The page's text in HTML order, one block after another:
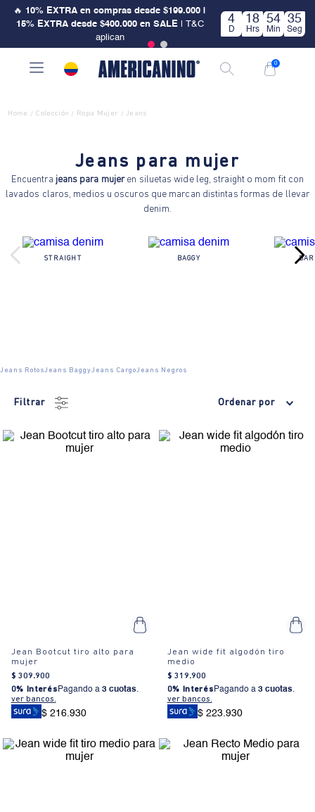
🔥 10% EXTRA en compras desde $199.000 |
15% EXTRA desde $400.000 en SALE| T&C
aplican
4
D
18
Hrs
54
Min
35
Seg
0
Home / Colección / Ropa Mujer / Jeans
Jeans para mujer
Encuentra jeans para mujeren siluetas wide leg, straight o mom fit con
lavados claros, medios u oscuros que marcan distintas formas de llevar
denim.
STRAIGHT BAGGY
Jeans RotosJeans BaggyJeans CargoJeans Negros
Filtrar Ordenar por
Jean Bootcut tiro alto para
mujer
$ 309.900
0% Interés Pagando a 3 cuotas.
ver bancos.
$ 216.930
Jean wide fit algodón tiro
medio
$ 319.900
0% Interés Pagando a 3 cuotas.
ver bancos.
$ 223.930